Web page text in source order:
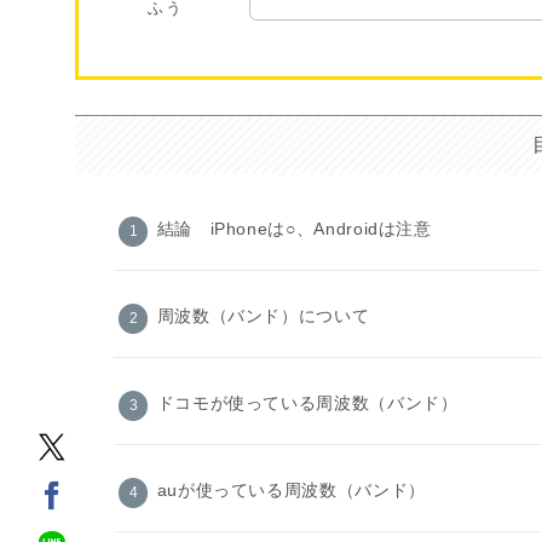
ふう
結論 iPhoneは○、Androidは注意
周波数（バンド）について
ドコモが使っている周波数（バンド）
auが使っている周波数（バンド）